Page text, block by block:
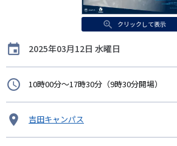
クリックして表示
開
催
日
2025年03月12日 水曜日
時
間
10時00分～17時30分（9時30分開場）
開
催
地
吉田キャンパス